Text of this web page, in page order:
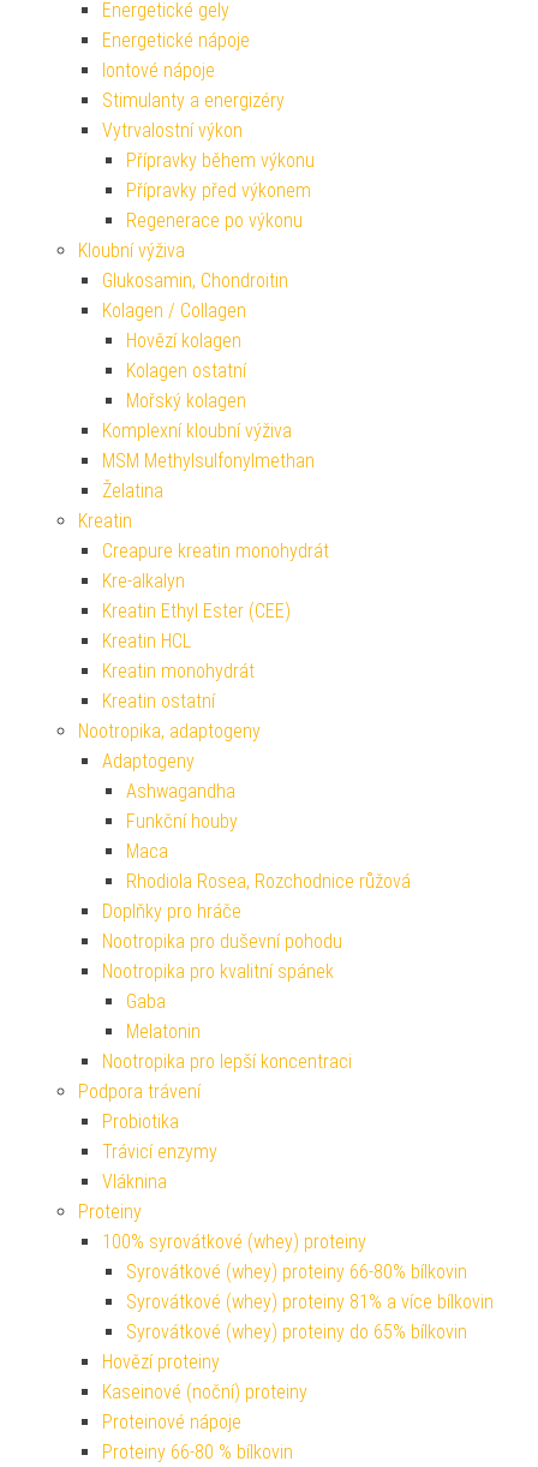
Energetické gely
Energetické nápoje
Iontové nápoje
Stimulanty a energizéry
Vytrvalostní výkon
Přípravky během výkonu
Přípravky před výkonem
Regenerace po výkonu
Kloubní výživa
Glukosamin, Chondroitin
Kolagen / Collagen
Hovězí kolagen
Kolagen ostatní
Mořský kolagen
Komplexní kloubní výživa
MSM Methylsulfonylmethan
Želatina
Kreatin
Creapure kreatin monohydrát
Kre-alkalyn
Kreatin Ethyl Ester (CEE)
Kreatin HCL
Kreatin monohydrát
Kreatin ostatní
Nootropika, adaptogeny
Adaptogeny
Ashwagandha
Funkční houby
Maca
Rhodiola Rosea, Rozchodnice růžová
Doplňky pro hráče
Nootropika pro duševní pohodu
Nootropika pro kvalitní spánek
Gaba
Melatonin
Nootropika pro lepší koncentraci
Podpora trávení
Probiotika
Trávicí enzymy
Vláknina
Proteiny
100% syrovátkové (whey) proteiny
Syrovátkové (whey) proteiny 66-80% bílkovin
Syrovátkové (whey) proteiny 81% a více bílkovin
Syrovátkové (whey) proteiny do 65% bílkovin
Hovězí proteiny
Kaseinové (noční) proteiny
Proteinové nápoje
Proteiny 66-80 % bílkovin